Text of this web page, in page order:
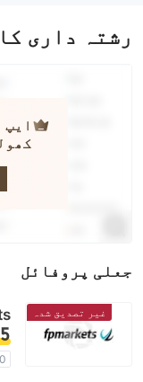
رشتہ داری
جعلی پروفائل
غیر تصدیق شدہ